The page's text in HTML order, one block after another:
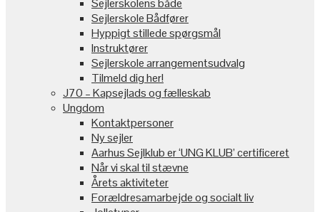
Sejlerskolens både
Sejlerskole Bådfører
Hyppigt stillede spørgsmål
Instruktører
Sejlerskole arrangementsudvalg
Tilmeld dig her!
J70 – Kapsejlads og fælleskab
Ungdom
Kontaktpersoner
Ny sejler
Aarhus Sejlklub er ‘UNG KLUB’ certificeret
Når vi skal til stævne
Årets aktiviteter
Forældresamarbejde og socialt liv